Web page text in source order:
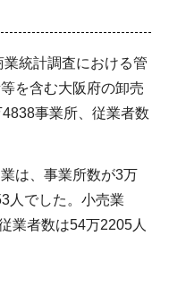
統計調査における管
を含む大阪府の卸売
事業所、従業者数
は、事業所数が3万
人でした。小売業
業者数は54万2205人